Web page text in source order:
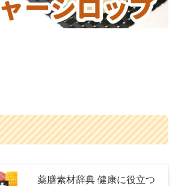
薬膳素材辞典 健康に役立つ